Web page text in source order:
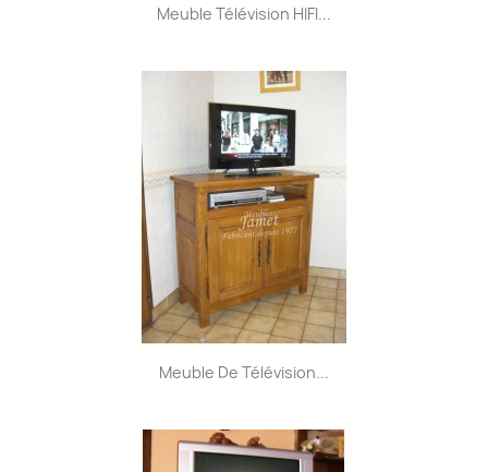
Meuble Télévision HIFI...
Meuble De Télévision...